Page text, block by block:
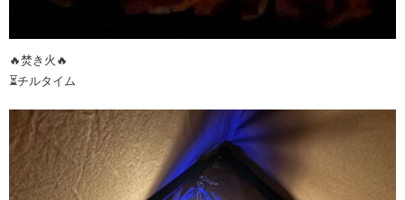
🔥焚き火🔥
⏳チルタイム